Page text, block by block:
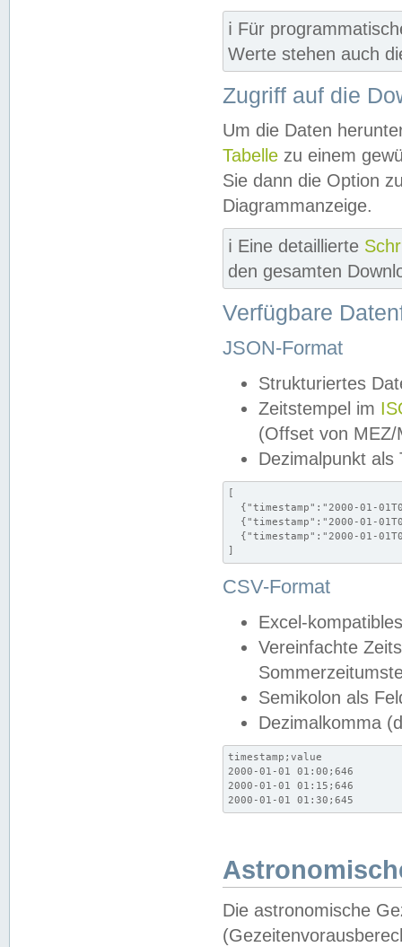
ℹ️ Für
Werte stehen auch
Zugriff auf die
Um die Daten
Tabelle zu einem
Sie dann die Option
Diagrammanzeige.
ℹ️ Eine detaillierte
den gesamten
Verfügbare
JSON-Format
Strukturiertes
Zeitstempel im
(Offset von MEZ/
Dezimalpunkt als
[
{"timestamp":"2000-01-
{"timestamp":"2000-01-
{"timestamp":"2000-01-
]
CSV-Format
Excel-
Vereinfachte
Semikolon als
Dezimalkomma
timestamp;value
2000-01-01 01:00;646
2000-01-01 01:15;646
2000-01-01 01:30;645
Die astronomische